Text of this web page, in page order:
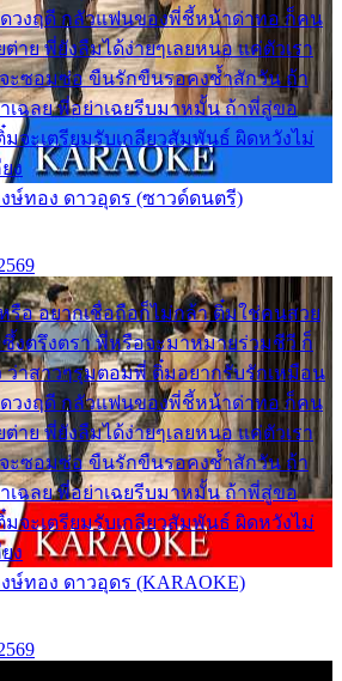
วงฤดี กลัวแฟนของพี่ชี้หน้าด่าทอ ก็คน
าย พี่ยังลืมได้ง่ายๆเลยหนอ แค่ตัวเรา
ะซอมซ่อ ขืนรักขืนรอคงช้ำสักวัน ถ้า
เฉลย พี่อย่าเฉยรีบมาหมั้น ถ้าพี่สู่ขอ
จะเตรียมรับเกลียวสัมพันธ์ ผิดหวังไม่
ง
ษ์ทอง ดาวอุดร (ซาวด์ดนตรี)
รือ อยากเชื่อถือก็ไม่กล้า ติ๋มใช่คนสวย
ซึ้งตรึงตรา พี่หรือจะมาหมายร่วมชีวี ก็
ว่าสาวๆรุมตอมพี่ ติ๋มอยากรับรักเหมือน
วงฤดี กลัวแฟนของพี่ชี้หน้าด่าทอ ก็คน
าย พี่ยังลืมได้ง่ายๆเลยหนอ แค่ตัวเรา
ะซอมซ่อ ขืนรักขืนรอคงช้ำสักวัน ถ้า
เฉลย พี่อย่าเฉยรีบมาหมั้น ถ้าพี่สู่ขอ
จะเตรียมรับเกลียวสัมพันธ์ ผิดหวังไม่
ง
ษ์ทอง ดาวอุดร (KARAOKE)